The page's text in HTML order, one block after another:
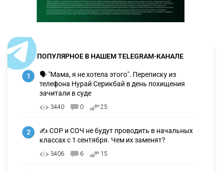
ПОПУЛЯРНОЕ В НАШЕМ TELEGRAM-КАНАЛЕ
1
🗣 "Мама, я не хотела этого". Переписку из
телефона Нурай Серикбай в день похищения
зачитали в суде
3440 0 25
2
✍️ СОР и СОЧ не будут проводить в начальных
классах с 1 сентября. Чем их заменят?
3406 6 15